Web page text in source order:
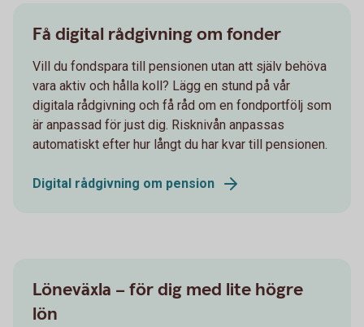
Få digital rådgivning om fonder
Vill du fondspara till pensionen utan att själv behöva
vara aktiv och hålla koll? Lägg en stund på vår
digitala rådgivning och få råd om en fondportfölj som
är anpassad för just dig. Risknivån anpassas
automatiskt efter hur långt du har kvar till pensionen.
Digital rådgivning om pension
Löneväxla – för dig med lite högre
lön